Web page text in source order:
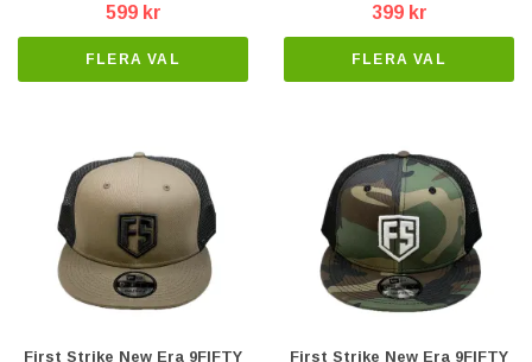
599 kr
FLERA VAL
399 kr
FLERA VAL
First Strike New Era 9FIFTY
First Strike New Era 9FIFTY